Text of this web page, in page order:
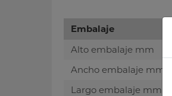
Embalaje
Alto embalaje mm
Ancho embalaje mm
Largo embalaje mm